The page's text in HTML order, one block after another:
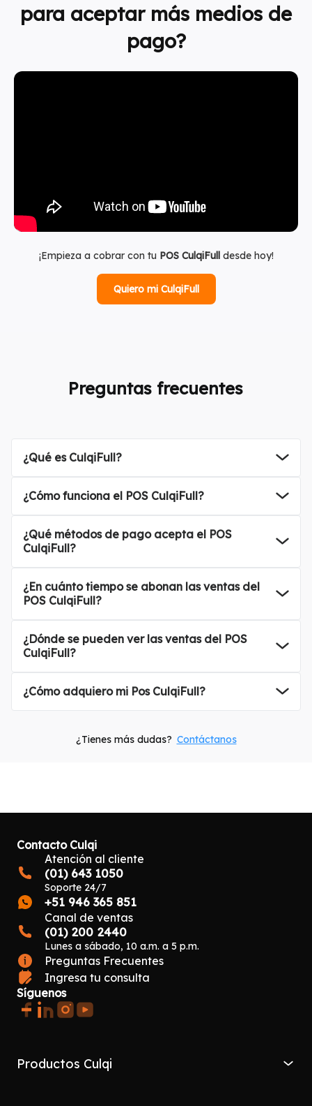
para aceptar más medios de
pago?
¡Empieza a cobrar con tu POS CulqiFulldesde hoy!
Quiero mi CulqiFull
Preguntas frecuentes
¿Qué es CulqiFull?
¿Cómo funciona el POS CulqiFull?
¿Qué métodos de pago acepta el POS
CulqiFull?
¿En cuánto tiempo se abonan las ventas del
POS CulqiFull?
¿Dónde se pueden ver las ventas del POS
CulqiFull?
¿Cómo adquiero mi Pos CulqiFull?
¿Tienes más dudas? Contáctanos
Contacto Culqi
Atención al cliente
(01) 643 1050
Soporte 24/7
+51 946 365 851
Canal de ventas
(01) 200 2440
Lunes a sábado, 10 a.m. a 5 p.m.
Preguntas Frecuentes
Ingresa tu consulta
Síguenos
Productos Culqi